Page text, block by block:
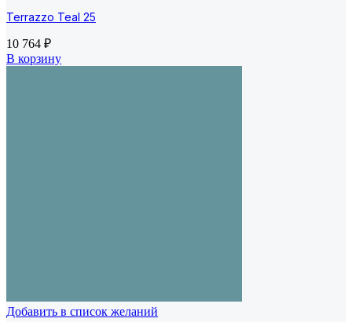
Terrazzo Teal 25
10 764 ₽
В корзину
Добавить в список желаний